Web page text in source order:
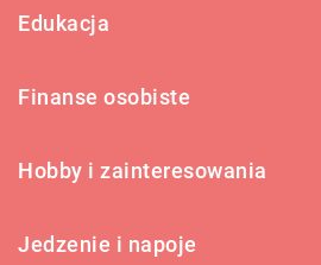
Edukacja
Finanse osobiste
Hobby i zainteresowania
Jedzenie i napoje